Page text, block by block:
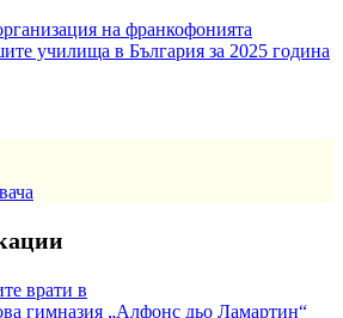
на франкофонията
училища в България за 2025 година
врати в
гимназия „Алфонс дьо Ламартин“